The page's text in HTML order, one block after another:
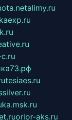
alimy.ru
tesiaes.ru
orior-aks.ru